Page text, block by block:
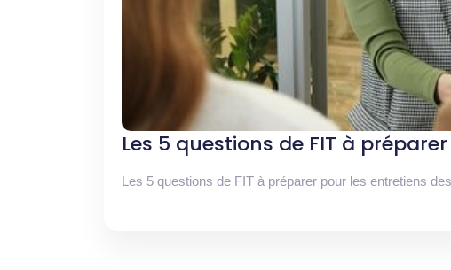
Les 5 questions de FIT à préparer
Les 5 questions de FIT à préparer pour les entretiens